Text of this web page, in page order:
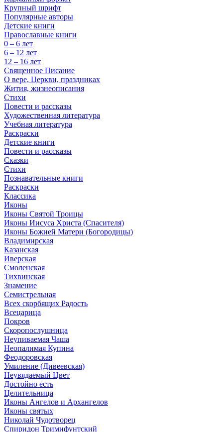
Крупный шрифт
Популярные авторы
Детские книги
Православные книги
0 – 6 лет
6 – 12 лет
12 – 16 лет
Священное Писание
О вере, Церкви, праздниках
Жития, жизнеописания
Стихи
Повести и рассказы
Художественная литература
Учебная литература
Раскраски
Детские книги
Повести и рассказы
Сказки
Стихи
Познавательные книги
Раскраски
Классика
Иконы
Иконы Святой Троицы
Иконы Иисуса Христа (Спасителя)
Иконы Божией Матери (Богородицы)
Владимирская
Казанская
Иверская
Смоленская
Тихвинская
Знамение
Семистрельная
Всех скорбящих Радость
Всецарица
Покров
Скоропослушница
Неупиваемая Чаша
Неопалимая Купина
Феодоровская
Умиление (Дивеевская)
Неувядаемый Цвет
Достойно есть
Целительница
Иконы Ангелов и Архангелов
Иконы святых
Николай Чудотворец
Спиридон Тримифунтский